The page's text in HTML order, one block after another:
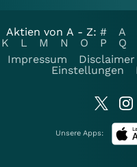
Aktien von A - Z: # A
K
L M N O P Q
Impressum
Disclaimer
Einstellungen
Unsere Apps: